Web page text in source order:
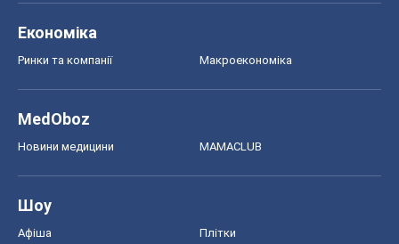
Економіка
Ринки та компанії Макроекономіка
MedOboz
Новини медицини MAMACLUB
Шоу
Афіша Плітки